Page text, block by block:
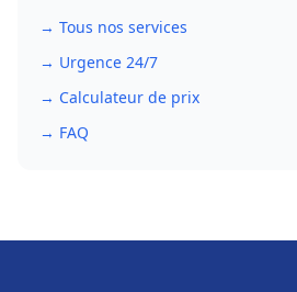
→ Tous nos services
→ Urgence 24/7
→ Calculateur de prix
→ FAQ